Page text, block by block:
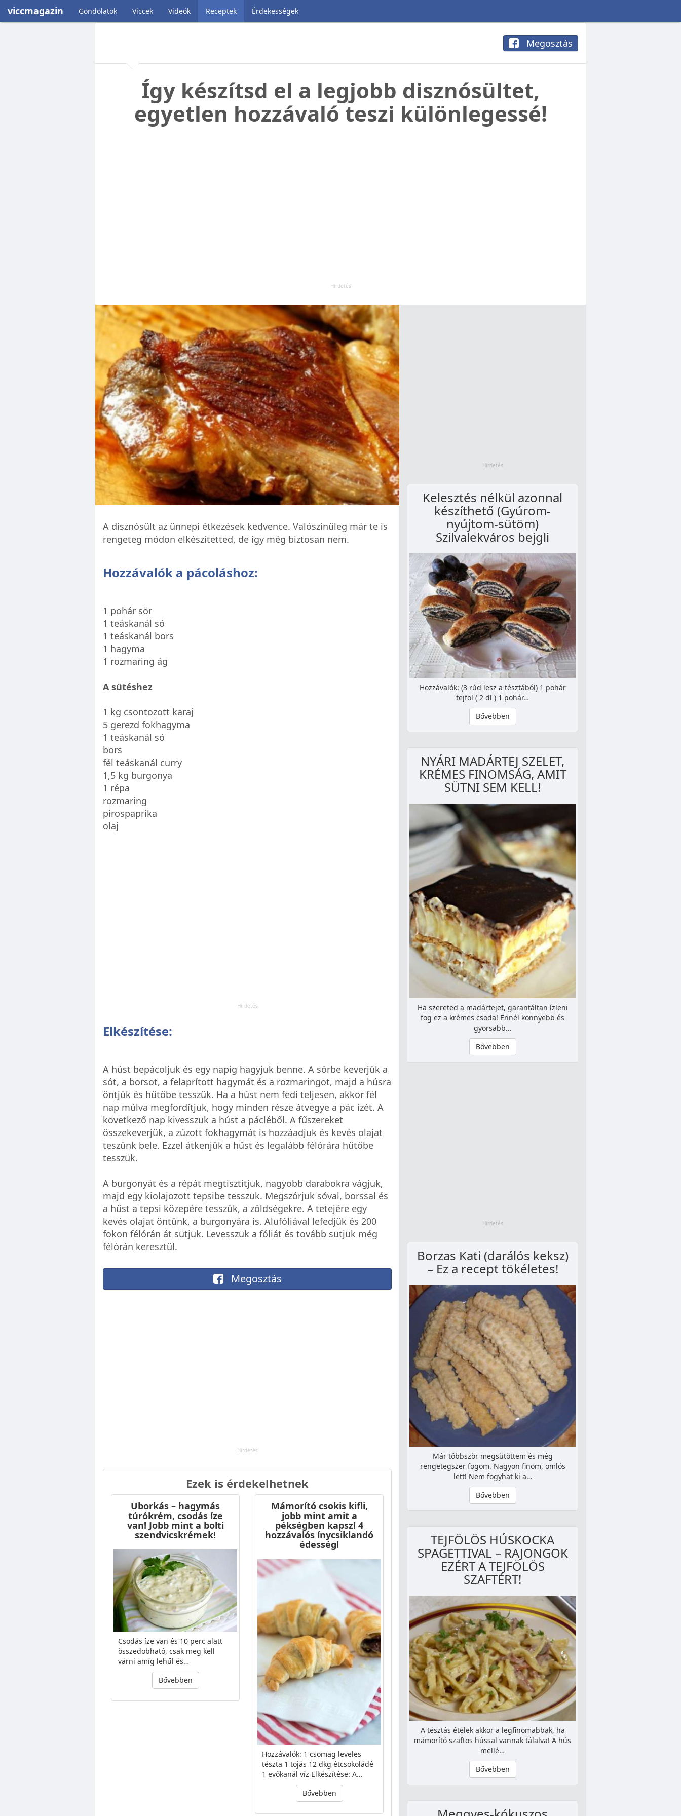
viccmagazin Gondolatok Viccek Videók Receptek Érdekességek
Megosztás
Így készítsd el a legjobb disznósültet,
egyetlen hozzávaló teszi különlegessé!
A disznósült az ünnepi étkezések kedvence. Valószínűleg már te is
rengeteg módon elkészítetted, de így még biztosan nem.
Hozzávalók a pácoláshoz:
1 pohár sör
1 teáskanál só
1 teáskanál bors
1 hagyma
1 rozmaring ág
A sütéshez
1 kg csontozott karaj
5 gerezd fokhagyma
1 teáskanál só
bors
fél teáskanál curry
1,5 kg burgonya
1 répa
rozmaring
pirospaprika
olaj
Elkészítése:
A húst bepácoljuk és egy napig hagyjuk benne. A sörbe keverjük a
sót, a borsot, a felaprított hagymát és a rozmaringot, majd a húsra
öntjük és hűtőbe tesszük. Ha a húst nem fedi teljesen, akkor fél
nap múlva megfordítjuk, hogy minden része átvegye a pác ízét. A
következő nap kivesszük a húst a pácléből. A fűszereket
összekeverjük, a zúzott fokhagymát is hozzáadjuk és kevés olajat
teszünk bele. Ezzel átkenjük a hűst és legalább félórára hűtőbe
tesszük.
A burgonyát és a répát megtisztítjuk, nagyobb darabokra vágjuk,
majd egy kiolajozott tepsibe tesszük. Megszórjuk sóval, borssal és
a hűst a tepsi közepére tesszük, a zöldségekre. A tetejére egy
kevés olajat öntünk, a burgonyára is. Alufóliával lefedjük és 200
fokon félórán át sütjük. Levesszük a fóliát és tovább sütjük még
félórán keresztül.
Megosztás
Ezek is érdekelhetnek
Uborkás – hagymás
túrókrém, csodás íze
van! Jobb mint a bolti
szendvicskrémek!
Csodás íze van és 10 perc alatt
összedobható, csak meg kell
várni amíg lehűl és…
Bővebben
Mámorító csokis kifli,
jobb mint amit a
pékségben kapsz! 4
hozzávalós ínycsiklandó
édesség!
Hozzávalók: 1 csomag leveles
tészta 1 tojás 12 dkg étcsokoládé
1 evőkanál víz Elkészítése: A…
Bővebben
Kelesztés nélkül azonnal
készíthető (Gyúrom-
nyújtom-sütöm)
Szilvalekváros bejgli
Hozzávalók: (3 rúd lesz a tésztából) 1 pohár
tejföl ( 2 dl ) 1 pohár…
Bővebben
NYÁRI MADÁRTEJ SZELET,
KRÉMES FINOMSÁG, AMIT
SÜTNI SEM KELL!
Ha szereted a madártejet, garantáltan ízleni
fog ez a krémes csoda! Ennél könnyebb és
gyorsabb…
Bővebben
Borzas Kati (darálós keksz)
– Ez a recept tökéletes!
Már többször megsütöttem és még
rengetegszer fogom. Nagyon finom, omlós
lett! Nem fogyhat ki a…
Bővebben
TEJFÖLÖS HÚSKOCKA
SPAGETTIVAL – RAJONGOK
EZÉRT A TEJFÖLÖS
SZAFTÉRT!
A tésztás ételek akkor a legfinomabbak, ha
mámorító szaftos hússal vannak tálalva! A hús
mellé…
Bővebben